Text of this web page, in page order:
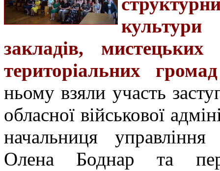
закладів,
територіальних
ньому взяли участь
обласної військової
начальниця
Олена Боднар та